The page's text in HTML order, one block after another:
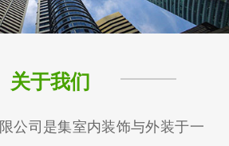
关于我们
公司是集室内装饰与外装于一